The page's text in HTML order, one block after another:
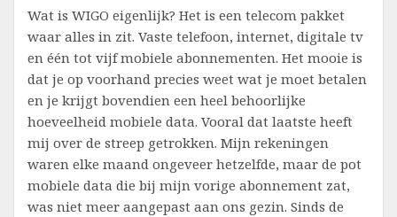
Wat is WIGO eigenlijk? Het is een telecom pakket
waar alles in zit. Vaste telefoon, internet, digitale tv
en één tot vijf mobiele abonnementen. Het mooie is
dat je op voorhand precies weet wat je moet betalen
en je krijgt bovendien een heel behoorlijke
hoeveelheid mobiele data. Vooral dat laatste heeft
mij over de streep getrokken. Mijn rekeningen
waren elke maand ongeveer hetzelfde, maar de pot
mobiele data die bij mijn vorige abonnement zat,
was niet meer aangepast aan ons gezin. Sinds de